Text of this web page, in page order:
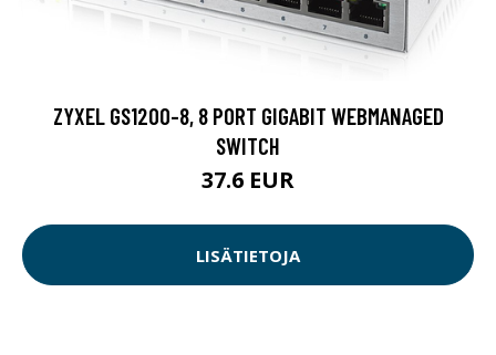
ZYXEL GS1200-8, 8 PORT GIGABIT WEBMANAGED
SWITCH
37.6 EUR
LISÄTIETOJA